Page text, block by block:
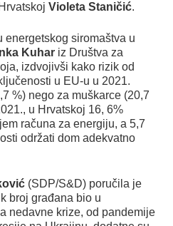
Violeta Staničić.
siromaštva u
Kuhar iz Društva za
izdvojivši kako rizik od
u EU-u u 2021.
%) nego za muškarce (20,7
u Hrvatskoj 16, 6%
računa za energiju, a 5,7
održati dom adekvatno
(SDP/S&D) poručila je
broj građana bio u
nedavne krize, od pandemije